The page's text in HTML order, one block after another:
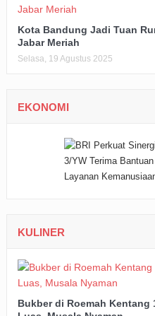
Kota Bandung Jadi Tuan
Jabar Meriah
Selasa, 19 Agustus 2025
EKONOMI
KULINER
Bukber di Roemah Kentang